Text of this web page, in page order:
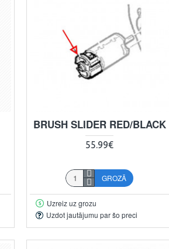
BRUSH SLIDER RED/BLACK
55.99€
GROZĀ
Uzreiz uz grozu
Uzdot jautājumu par šo preci